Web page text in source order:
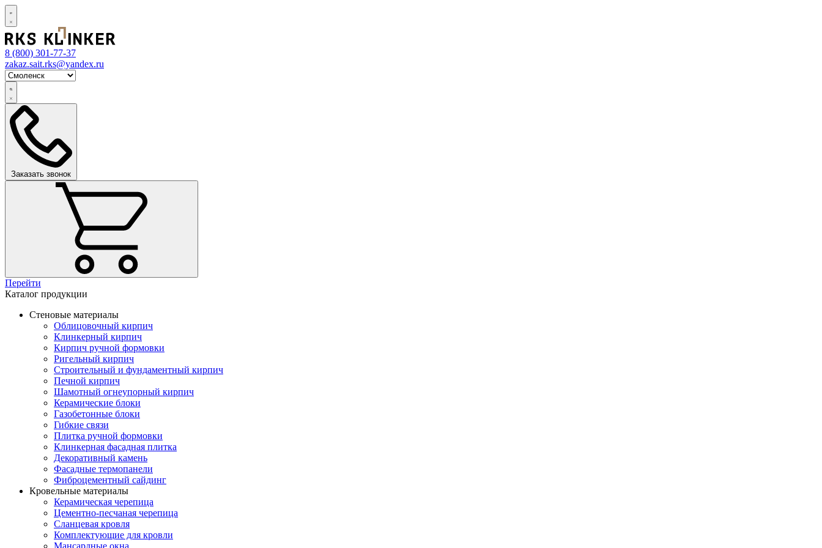
8 (800) 301-77-37
zakaz.sait.rks@yandex.ru
Заказать звонок
Перейти
Каталог продукции
Стеновые материалы
Облицовочный кирпич
Клинкерный кирпич
Кирпич ручной формовки
Ригельный кирпич
Строительный и фундаментный кирпич
Печной кирпич
Шамотный огнеупорный кирпич
Керамические блоки
Газобетонные блоки
Гибкие связи
Плитка ручной формовки
Клинкерная фасадная плитка
Декоративный камень
Фасадные термопанели
Фиброцементный сайдинг
Кровельные материалы
Керамическая черепица
Цементно-песчаная черепица
Сланцевая кровля
Комплектующие для кровли
Мансардные окна